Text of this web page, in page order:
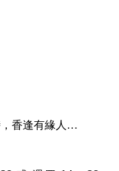
香逢有緣人…